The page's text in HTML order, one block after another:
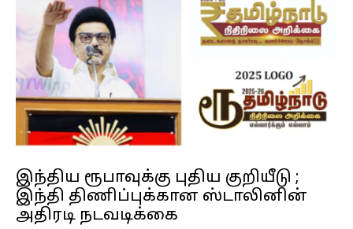
இந்திய ரூபாவுக்கு புதிய குறியீடு ;
இந்தி திணிப்புக்கான ஸ்டாலினின்
அதிரடி நடவடிக்கை